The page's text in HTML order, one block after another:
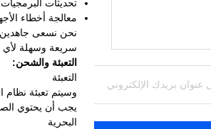
تحديثات البرمجيات
معالجة أخطاء
نحن نسعى جاهدين
سريعة وسهلة لأي
التعبئة والشحن:
التعبئة
وسيتم تعبئة
يجب أن يحتوي
البحرية